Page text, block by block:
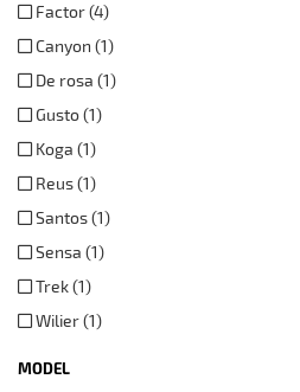
Factor (4)
Canyon (1)
De rosa (1)
Gusto (1)
Koga (1)
Reus (1)
Santos (1)
Sensa (1)
Trek (1)
Wilier (1)
MODEL